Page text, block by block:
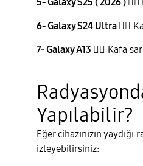
6- Galaxy S24 Ultra 👉🏻
7- Galaxy A13 👉🏻 Kafa
Yapılabilir?
​Eğer cihazınızın
izleyebilirsiniz: